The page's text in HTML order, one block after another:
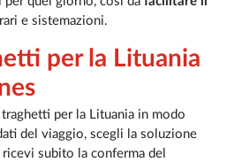
e sistemazioni.
per la Lituania
per la Lituania in modo
del viaggio, scegli la soluzione
subito la conferma del